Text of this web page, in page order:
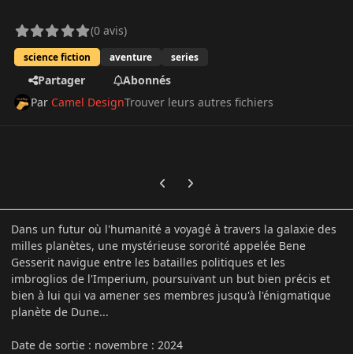
(0 avis)
science fiction aventure series
Partager
Abonnés
Par Camel DesignTrouver leurs autres fichiers
Previous carousel slide
Next carousel slide
Dans un futur où l'humanité a voyagé à travers la galaxie des
milles planètes, une mystérieuse sororité appelée Bene
Gesserit navigue entre les batailles politiques et les
imbroglios de l'Imperium, poursuivant un but bien précis et
bien à lui qui va amener ses membres jusqu'à l'énigmatique
planète de Dune...
Date de sortie : novembre : 2024